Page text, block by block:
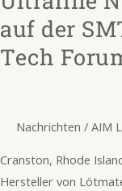
auf der
Tech
Nachrichten / AIM
Cranston, Rhode
Hersteller von
SMTA
Juarez
Expo
Forum